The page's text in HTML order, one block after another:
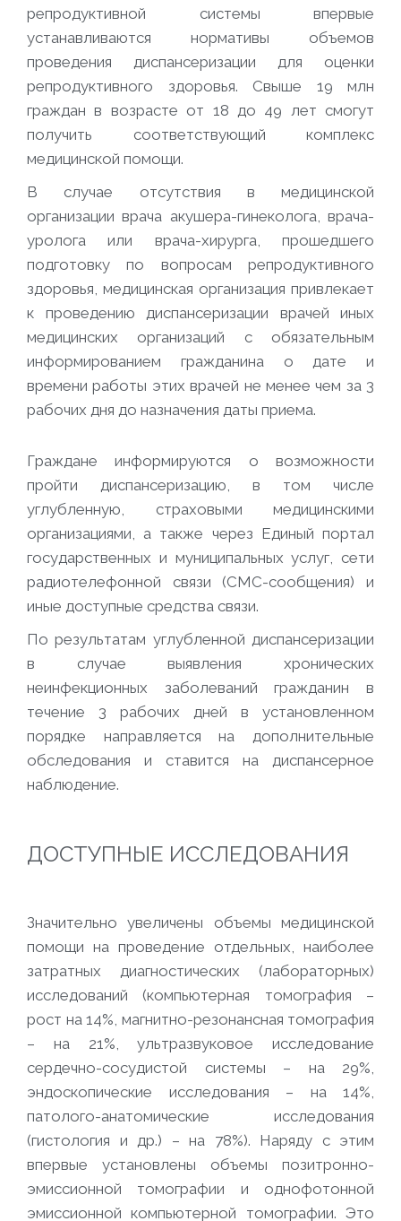
репродуктивной системы впервые
устанавливаются нормативы объемов
проведения диспансеризации для оценки
репродуктивного здоровья. Свыше 19 млн
граждан в возрасте от 18 до 49 лет смогут
получить соответствующий комплекс
медицинской помощи.
В случае отсутствия в медицинской
организации врача акушера-гинеколога, врача-
уролога или врача-хирурга, прошедшего
подготовку по вопросам репродуктивного
здоровья, медицинская организация привлекает
к проведению диспансеризации врачей иных
медицинских организаций с обязательным
информированием гражданина о дате и
времени работы этих врачей не менее чем за 3
рабочих дня до назначения даты приема.
Граждане информируются о возможности
пройти диспансеризацию, в том числе
углубленную, страховыми медицинскими
организациями, а также через Единый портал
государственных и муниципальных услуг, сети
радиотелефонной связи (СМС-сообщения) и
иные доступные средства связи.
По результатам углубленной диспансеризации
в случае выявления хронических
неинфекционных заболеваний гражданин в
течение 3 рабочих дней в установленном
порядке направляется на дополнительные
обследования и ставится на диспансерное
наблюдение.
ДОСТУПНЫЕ ИССЛЕДОВАНИЯ
Значительно увеличены объемы медицинской
помощи на проведение отдельных, наиболее
затратных диагностических (лабораторных)
исследований (компьютерная томография –
рост на 14%, магнитно-резонансная томография
– на 21%, ультразвуковое исследование
сердечно-сосудистой системы – на 29%,
эндоскопические исследования – на 14%,
патолого-анатомические исследования
(гистология и др.) – на 78%). Наряду с этим
впервые установлены объемы позитронно-
эмиссионной томографии и однофотонной
эмиссионной компьютерной томографии. Это